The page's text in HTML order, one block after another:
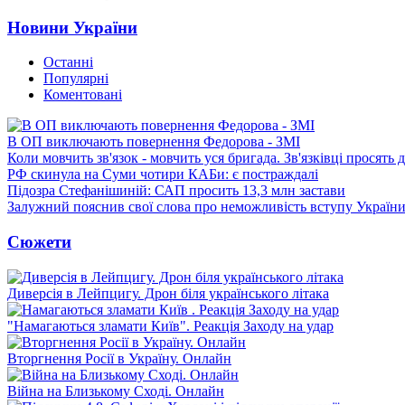
Новини України
Останні
Популярні
Коментовані
В ОП виключають повернення Федорова - ЗМІ
Коли мовчить зв'язок - мовчить уся бригада. Зв'язківці просять
РФ скинула на Суми чотири КАБи: є постраждалі
Підозра Стефанішиній: САП просить 13,3 млн застави
Залужний пояснив свої слова про неможливість вступу
Сюжети
Диверсія в Лейпцигу. Дрон біля українського літака
"Намагаються зламати Київ". Реакція Заходу на удар
Вторгнення Росії в Україну. Онлайн
Війна на Близькому Сході. Онлайн